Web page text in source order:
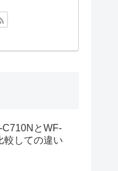
C710NとWF-
較しての違い